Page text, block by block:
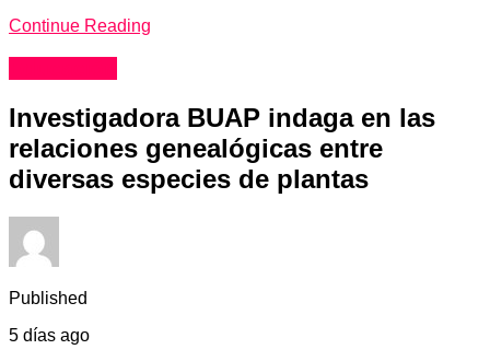
Continue Reading
Investigadora BUAP indaga en las
relaciones genealógicas entre
diversas especies de plantas
Published
5 días ago